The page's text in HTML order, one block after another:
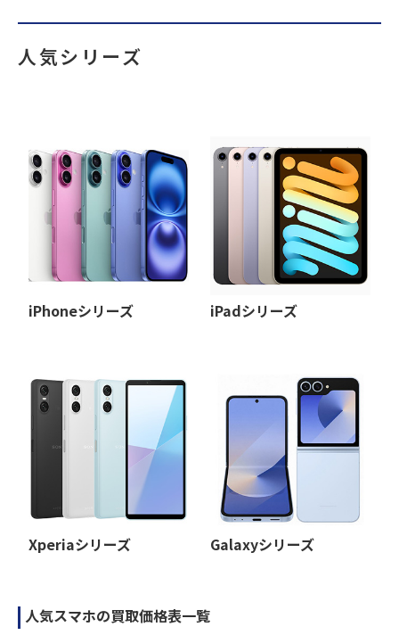
人気シリーズ
iPhoneシリーズ iPadシリーズ
Xperiaシリーズ Galaxyシリーズ
人気スマホの買取価格表一覧